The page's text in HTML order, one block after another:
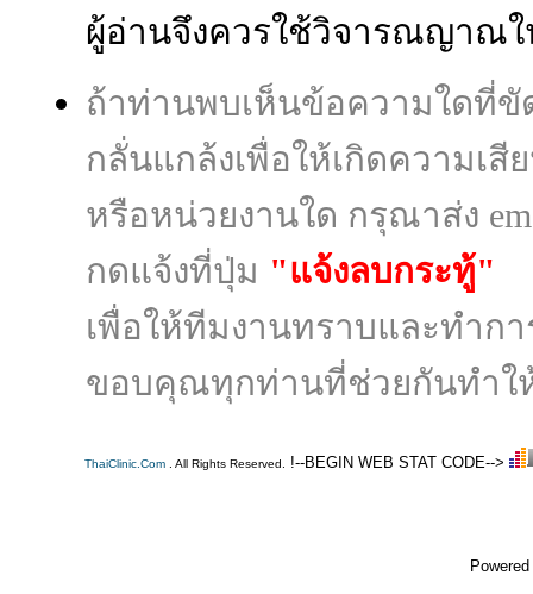
ผู้อ่านจึงควรใช้วิจารณญาณใ
ถ้าท่านพบเห็นข้อความใดที่
กลั่นแกล้งเพื่อให้เกิดความเ
หรือหน่วยงานใด กรุณาส่ง
กดแจ้งที่ปุ่ม "แจ้งลบกระทู้"
เพื่อให้ทีมงานทราบและทำก
ขอบคุณทุกท่านที่ช่วยกันทำใ
ThaiClinic.Com . All Rights Reserved. !--BEGIN WEB STAT CODE-->